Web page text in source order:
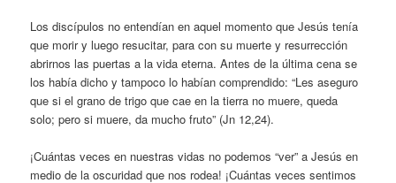
Los discípulos no entendían en aquel momento que Jesús tenía
que morir y luego resucitar, para con su muerte y resurrección
abrirnos las puertas a la vida eterna. Antes de la última cena se
los había dicho y tampoco lo habían comprendido: “Les aseguro
que si el grano de trigo que cae en la tierra no muere, queda
solo; pero si muere, da mucho fruto” (Jn 12,24).
¡Cuántas veces en nuestras vidas no podemos “ver” a Jesús en
medio de la oscuridad que nos rodea! ¡Cuántas veces sentimos